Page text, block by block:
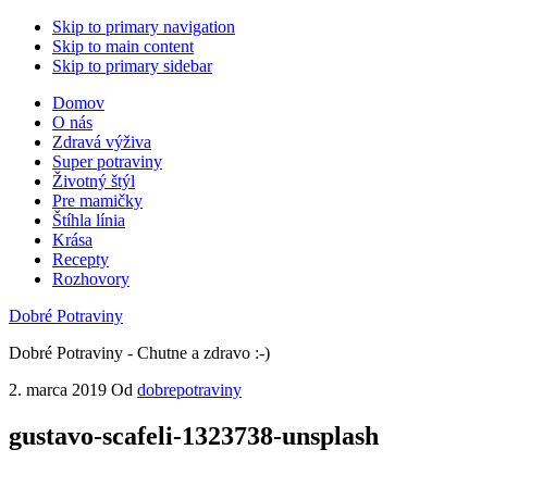
Skip to primary navigation
Skip to main content
Skip to primary sidebar
Domov
O nás
Zdravá výživa
Super potraviny
Životný štýl
Pre mamičky
Štíhla línia
Krása
Recepty
Rozhovory
Dobré Potraviny
Dobré Potraviny - Chutne a zdravo :-)
2. marca 2019 Od dobrepotraviny
gustavo-scafeli-1323738-unsplash